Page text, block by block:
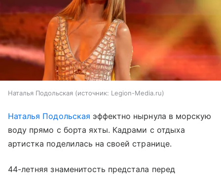
Наталья Подольская источник: Legion-Media.ru
Наталья Подольская эффектно нырнула в морскую
воду прямо с борта яхты. Кадрами с отдыха
артистка поделилась на своей странице.
44-летняя знаменитость предстала перед